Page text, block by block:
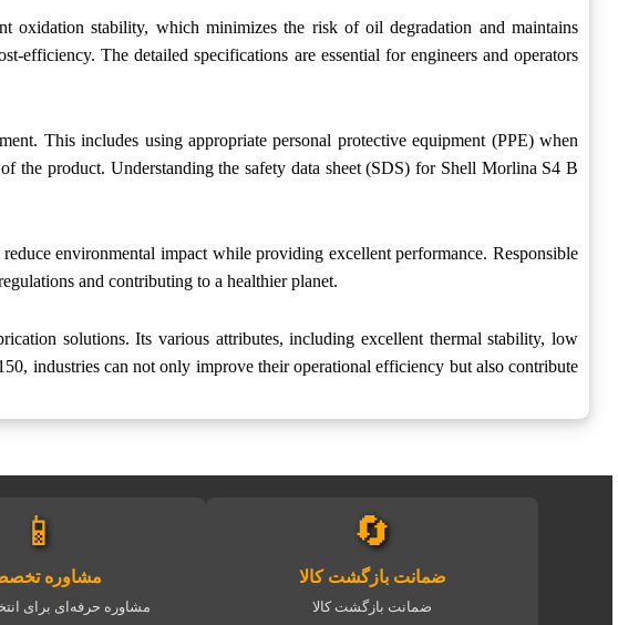
oxidation stability, which minimizes the risk of oil degradation and maintains
The detailed specifications are essential for engineers and operators
This includes using appropriate personal protective equipment (PPE) when
the product. Understanding the safety data sheet (SDS) for Shell Morlina S4 B
environmental impact while providing excellent performance. Responsible
and contributing to a healthier planet.
solutions. Its various attributes, including excellent thermal stability, low
industries can not only improve their operational efficiency but also contribute
🔄
ضمانت بازگشت کالا
ضمانت بازگشت کالا
📱
مشاوره
مشاوره حرفه‌ای برای